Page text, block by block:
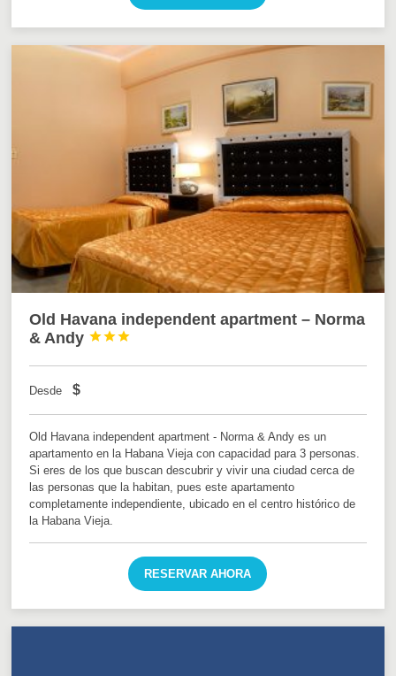
Old Havana independent apartment – Norma
& Andy



Desde $
Old Havana independent apartment - Norma & Andy es un
apartamento en la Habana Vieja con capacidad para 3 personas.
Si eres de los que buscan descubrir y vivir una ciudad cerca de
las personas que la habitan, pues este apartamento
completamente independiente, ubicado en el centro histórico de
la Habana Vieja.
RESERVAR AHORA